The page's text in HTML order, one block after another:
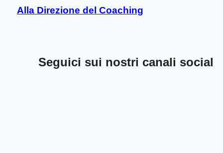
Alla Direzione del Coaching
Seguici sui nostri canali social